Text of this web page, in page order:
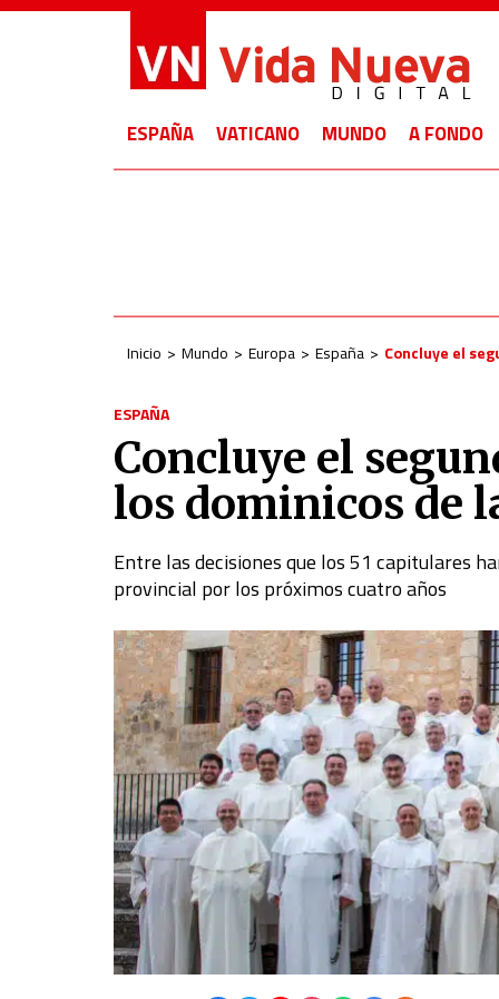
ESPAÑA VATICANO MUNDO A FONDO
Inicio Mundo Europa España Concluye el
ESPAÑA
Concluye el
los dominicos de
Entre las decisiones que los 51 capitulares
provincial por los próximos cuatro años